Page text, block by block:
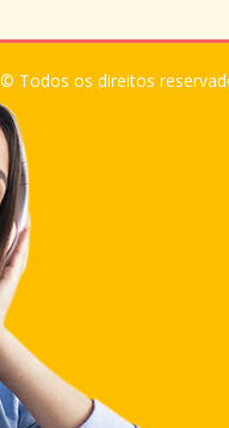
© Todos os direitos